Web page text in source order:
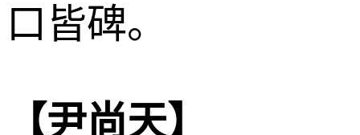
口皆碑。
【尹尚天】